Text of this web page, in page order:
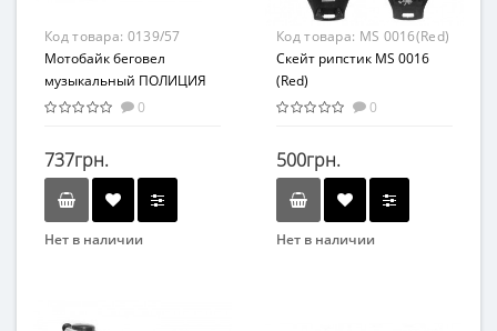
Код товара: 0139/57
Мотобайк беговел
музыкальный ПОЛИЦИЯ
0139/57
0
737грн.
Нет в наличии
Код товара: MS 0016(Red)
Скейт рипстик MS 0016
(Red)
0
500грн.
Нет в наличии